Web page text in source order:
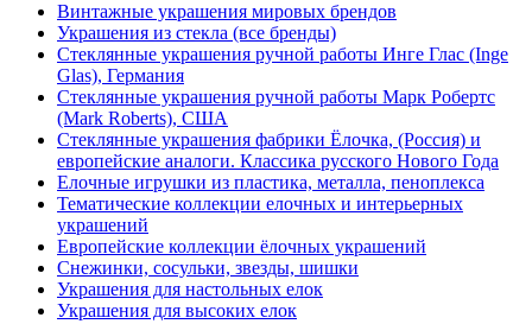
Винтажные украшения мировых брендов
Украшения из стекла (все бренды)
Стеклянные украшения ручной работы Инге Глас (Inge
Glas), Германия
Стеклянные украшения ручной работы Марк Робертс
(Mark Roberts), США
Стеклянные украшения фабрики Ёлочка, (Россия) и
европейские аналоги. Классика русского Нового Года
Елочные игрушки из пластика, металла, пеноплекса
Тематические коллекции елочных и интерьерных
украшений
Европейские коллекции ёлочных украшений
Снежинки, сосульки, звезды, шишки
Украшения для настольных елок
Украшения для высоких елок